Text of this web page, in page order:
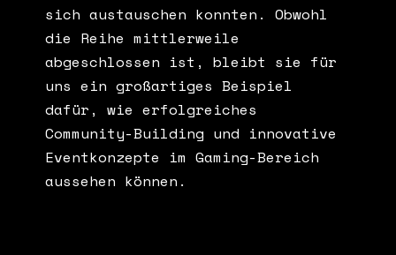
sich austauschen konnten. Obwohl
die Reihe mittlerweile
abgeschlossen ist, bleibt sie für
uns ein großartiges Beispiel
dafür, wie erfolgreiches
Community-Building und innovative
Eventkonzepte im Gaming-Bereich
aussehen können.